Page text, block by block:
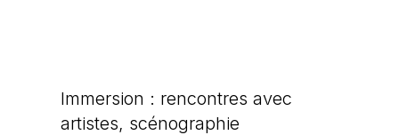
Immersion : rencontres avec
artistes, scénographie